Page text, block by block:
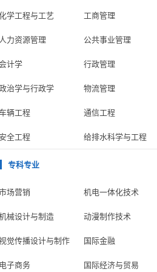
学工程与工艺 工商管理
人力资源管理 公共事业管理
计学 行政管理
治学与行政学 物流管理
辆工程 通信工程
安全工程 给排水科学与工程
专科专业
场营销 机电一体化技术
械设计与制造 动漫制作技术
觉传播设计与制作 国际金融
电子商务 国际经济与贸易